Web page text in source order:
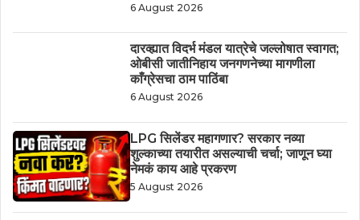
6 August 2026
दारव्ह्यात विदर्भ मंडल यात्रेचे जल्लोषात स्वागत;
ओबीसी जातीनिहाय जनगणनेच्या मागणीला
काँग्रेसचा ठाम पाठिंबा
6 August 2026
LPG सिलेंडर महागणार? सरकार नव्या
शुल्काच्या तयारीत असल्याची चर्चा; जाणून घ्या
नेमकं काय आहे प्रकरण
5 August 2026